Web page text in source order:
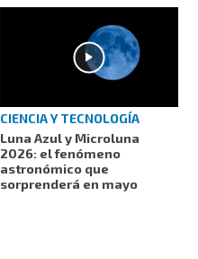
CIENCIA Y TECNOLOGÍA
Luna Azul y Microluna
2026: el fenómeno
astronómico que
sorprenderá en mayo